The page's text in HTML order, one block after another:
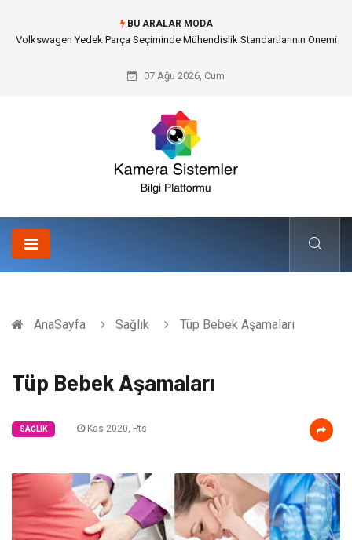
BU ARALAR MODA
Düğün Fotoğrafçısı Seçimiyle Geleceğe Nasıl Bir Miras Bırakacaksınız?
07 Ağu 2026, Cum
AnaSayfa Sağlık Tüp Bebek Aşamaları
Tüp Bebek Aşamaları
SAĞLIK Kas 2020, Pts